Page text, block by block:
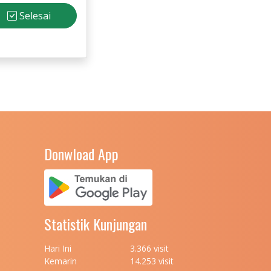
Selesai
Donwload App
Statistik Kunjungan
Hari Ini
3.366 visit
Kemarin
14.253 visit